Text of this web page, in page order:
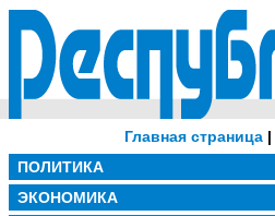
Главная страница|
ПОЛИТИКА
ЭКОНОМИКА